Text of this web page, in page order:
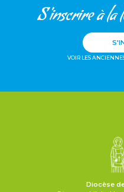
S'inscrire à la
VOIR LES
Diocèse